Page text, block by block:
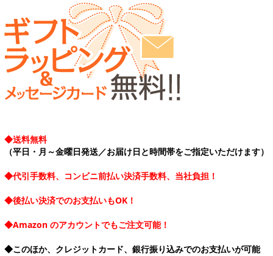
◆送料無料
（平日・月～金曜日発送／お届け日と時間帯をご指定いただけます）
◆代引手数料、コンビニ前払い決済手数料、当社負担！
◆後払い決済でのお支払いもOK！
◆Amazon のアカウントでもご注文可能！
◆このほか、クレジットカード、銀行振り込みでのお支払いが可能